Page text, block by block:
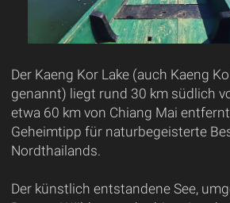
Der Kaeng Kor Lake (auch Kaeng
genannt) liegt rund 30 km südlich
etwa 60 km von Chiang Mai
Geheimtipp für naturbegeisterte
Nordthailands.
Der künstlich entstandene See,